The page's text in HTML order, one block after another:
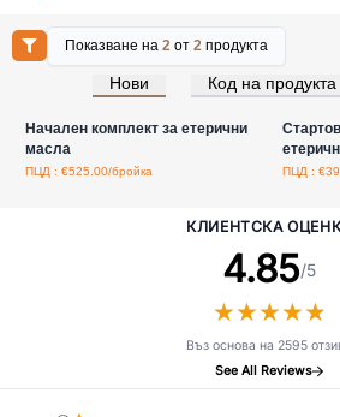
Показване на2 от2 продукта
Нови Код на продукта
Влезте за цени на едро
Начален комплект за етерични
масла
ПЦД : €525.00/бройка ПЦД :
КЛИЕНТСКА
4.85/5
★★★★★
★★★★★
Въз основа на 2595
See All Reviews